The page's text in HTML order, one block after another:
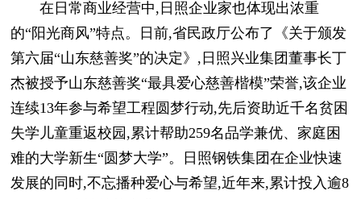
在日常商业经营中,日照企业家也体现出浓重
的“阳光商风”特点。日前,省民政厅公布了《关于颁发
第六届“山东慈善奖”的决定》,日照兴业集团董事长丁
杰被授予山东慈善奖“最具爱心慈善楷模”荣誉,该企业
连续13年参与希望工程圆梦行动,先后资助近千名贫困
失学儿童重返校园,累计帮助259名品学兼优、家庭困
难的大学新生“圆梦大学”。日照钢铁集团在企业快速
发展的同时,不忘播种爱心与希望,近年来,累计投入逾8